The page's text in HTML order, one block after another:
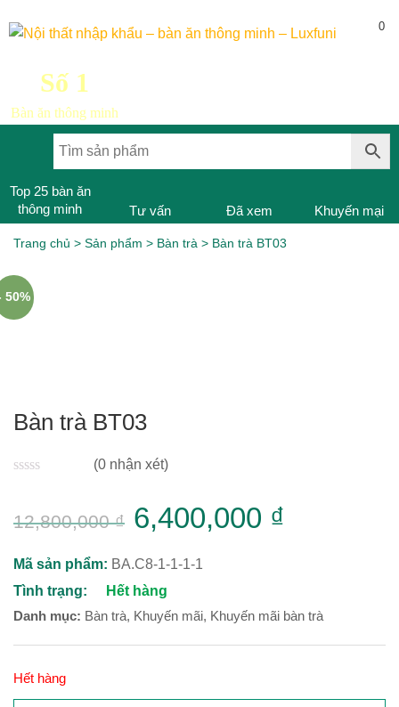
Số 1
Bàn ăn thông minh
0
Top 25 bàn ăn
thông minh
Tư vấn Đã xem Khuyến mại
Trang chủ > Sản phẩm > Bàn trà > Bàn trà BT03
50%
Bàn trà BT03
(0 nhận xét)
12,800,000₫ 6,400,000 ₫
Mã sản phẩm: BA.C8-1-1-1-1
Tình trạng:
Hết hàng
Danh mục: Bàn trà, Khuyến mãi, Khuyến mãi bàn trà
Hết hàng